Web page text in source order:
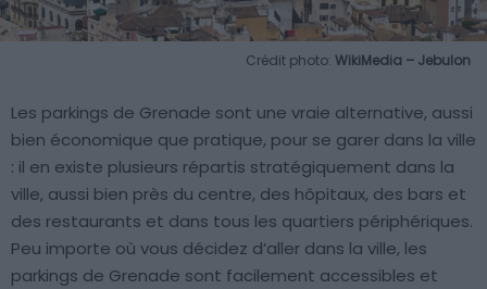
Crédit photo: WikiMedia – Jebulon
Les parkings de Grenade sont une vraie alternative, aussi
bien économique que pratique, pour se garer dans la ville
: il en existe plusieurs répartis stratégiquement dans la
ville, aussi bien près du centre, des hôpitaux, des bars et
des restaurants et dans tous les quartiers périphériques.
Peu importe où vous décidez d’aller dans la ville, les
parkings de Grenade sont facilement accessibles et